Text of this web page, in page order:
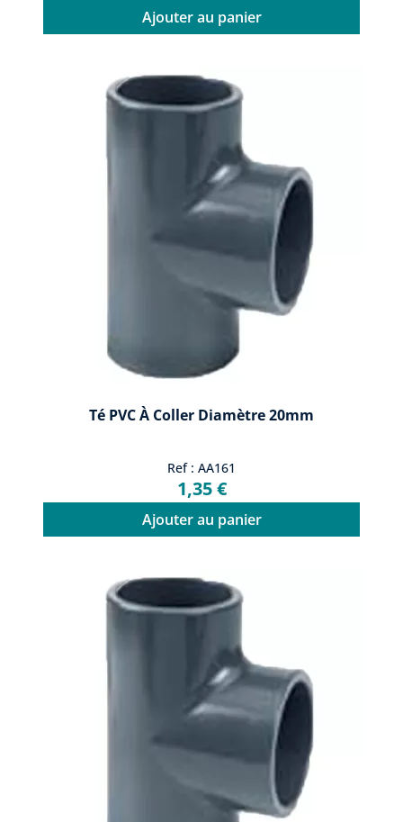
Ajouter au panier
Té PVC À Coller Diamètre 20mm
Ref : AA161
1,35 €
Ajouter au panier